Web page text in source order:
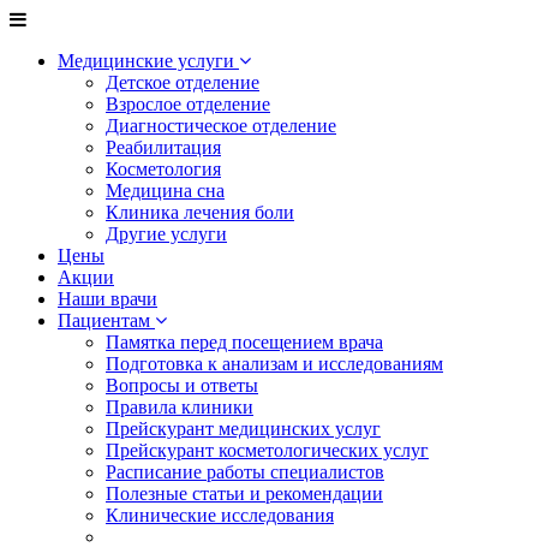
Медицинские услуги
Детское отделение
Взрослое отделение
Диагностическое отделение
Реабилитация
Косметология
Медицина сна
Клиника лечения боли
Другие услуги
Цены
Акции
Наши врачи
Пациентам
Памятка перед посещением врача
Подготовка к анализам и исследованиям
Вопросы и ответы
Правила клиники
Прейскурант медицинских услуг
Прейскурант косметологических услуг
Расписание работы специалистов
Полезные статьи и рекомендации
Клинические исследования